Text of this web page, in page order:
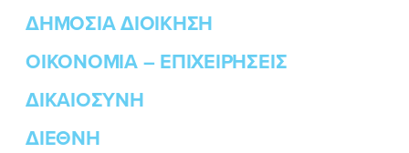
ΔΗΜΟΣΙΑ ΔΙΟΙΚΗΣΗ
ΟΙΚΟΝΟΜΙΑ – ΕΠΙΧΕΙΡΗΣΕΙΣ
ΔΙΚΑΙΟΣΥΝΗ
ΔΙΕΘΝΗ